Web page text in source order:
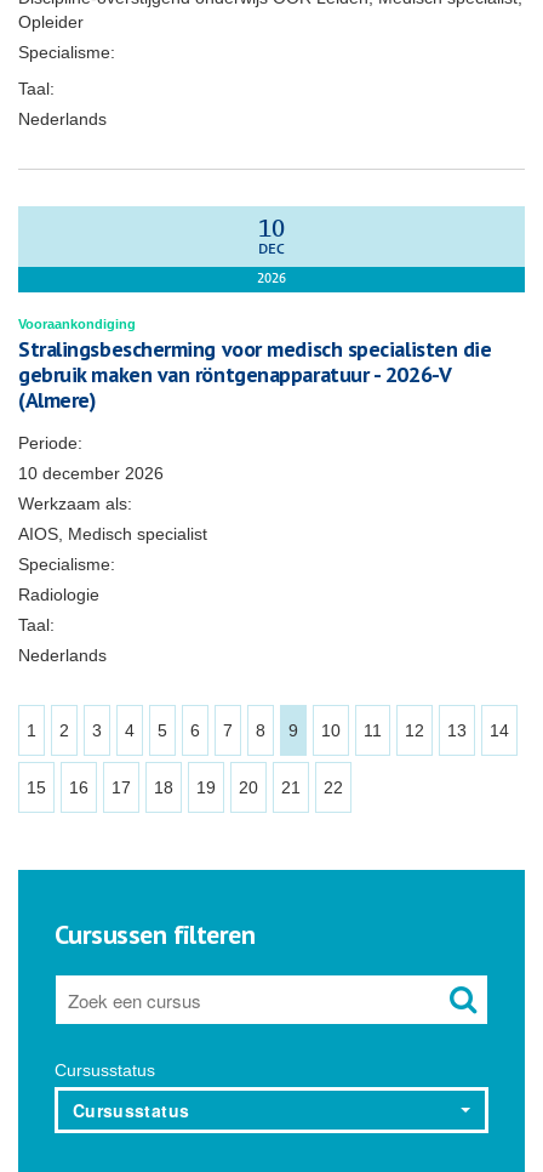
Opleider
Specialisme:
Taal:
Nederlands
10
DEC
2026
Vooraankondiging
Stralingsbescherming voor medisch specialisten die
gebruik maken van röntgenapparatuur - 2026-V
(Almere)
Periode:
10 december 2026
Werkzaam als:
AIOS, Medisch specialist
Specialisme:
Radiologie
Taal:
Nederlands
1 2 3 4 5 6 7 8 9 10 11 12 13 14
15 16 17 18 19 20 21 22
Cursussen filteren
Cursusstatus
Cursusstatus